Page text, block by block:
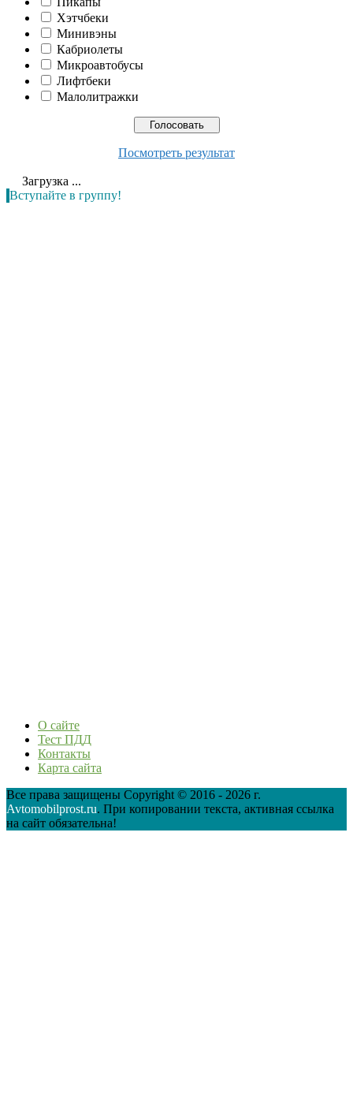
Хэтчбеки
Минивэны
Кабриолеты
Микроавтобусы
Лифтбеки
Малолитражки
Посмотреть результат
Загрузка ...
Вступайте в группу!
О сайте
Тест ПДД
Контакты
Карта сайта
Все права защищены Copyright © 2016 - 2026 г.
Avtomobilprost.ru. При копировании текста, активная ссылка
на сайт обязательна!